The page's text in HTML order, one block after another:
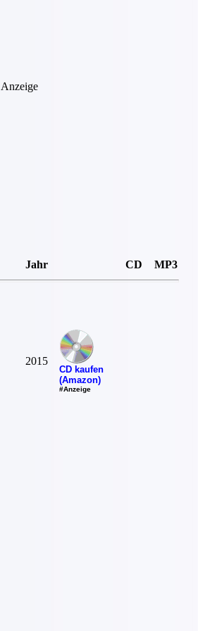
Jahr CD MP3
2015
CD kaufen
(Amazon)
#Anzeige
Anzeige